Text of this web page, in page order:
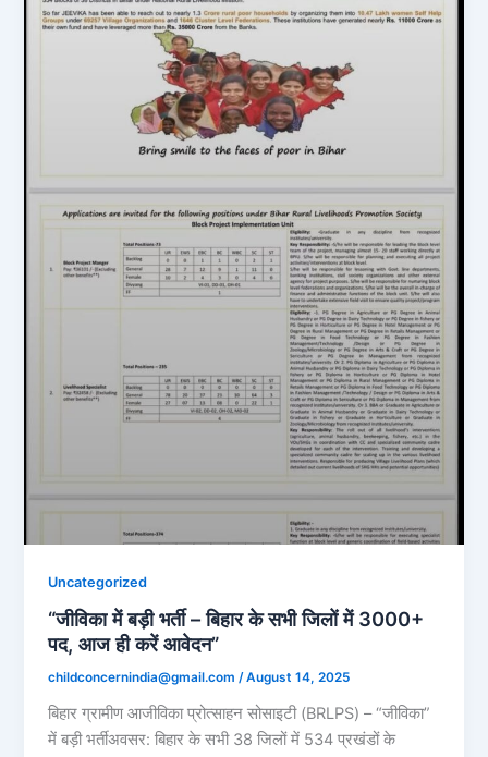
Uncategorized
“जीविका में बड़ी भर्ती – बिहार के सभी जिलों में 3000+
पद, आज ही करें आवेदन”
childconcernindia@gmail.com/August 14, 2025
बिहार ग्रामीण आजीविका प्रोत्साहन सोसाइटी (BRLPS) – “जीविका”
में बड़ी भर्तीअवसर: बिहार के सभी 38 जिलों में 534 प्रखंडों के